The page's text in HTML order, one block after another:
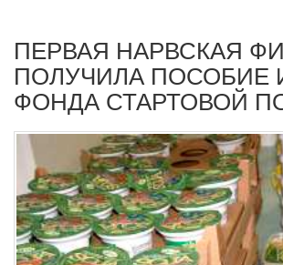
ПЕРВАЯ НАРВСКАЯ
ПОЛУЧИЛА ПОСОБИЕ
ФОНДА СТАРТОВОЙ